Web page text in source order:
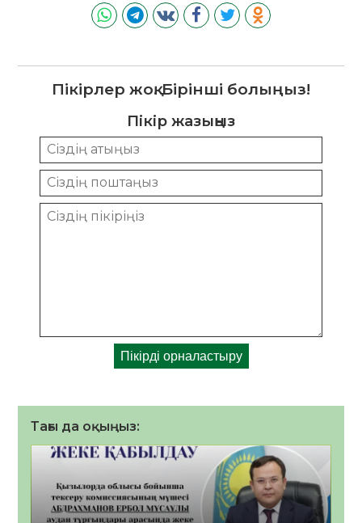
Пікірлер жоқ. Бірінші болыңыз!
Пікір жазыңыз
Тағы да оқыңыз: